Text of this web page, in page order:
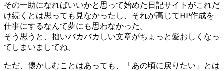
その一助になればいいかと思って始めた日記サイトがこれだ
け続くとは思っても見なかったし、それが高じてHP作成を
仕事にするなんて夢にも思わなかった。
そう思うと、拙いバカバカしい文章がちょっと愛おしくなっ
てしまいましてね。
ただ、懐かしむことはあっても、「あの頃に戻りたい」とは